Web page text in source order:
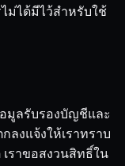
ม่ได้มีไว้สำหรับใช้
มูลรับรองบัญชีและ
งแจ้งให้เราทราบ
ราขอสงวนสิทธิ์ใน